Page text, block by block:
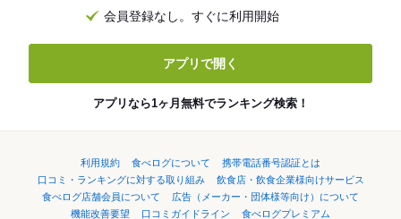
会員登録なし。すぐに利用開始
アプリで開く
アプリなら1ヶ月無料でランキング検索！
利用規約 食べログについて
携帯電話番号認証とは
口コミ・ランキングに対する取り組み
飲食店・飲食企業様向けサービス
食べログ店舗会員について
広告（メーカー・団体様等向け）について
機能改善要望
口コミガイドライン
食べログプレミアム